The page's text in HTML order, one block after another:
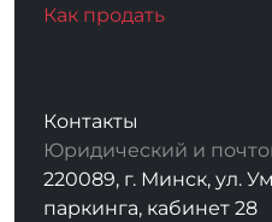
Как продать
Контакты
Юридический и
220089, г. Минск, ул.
паркинга, кабинет 28